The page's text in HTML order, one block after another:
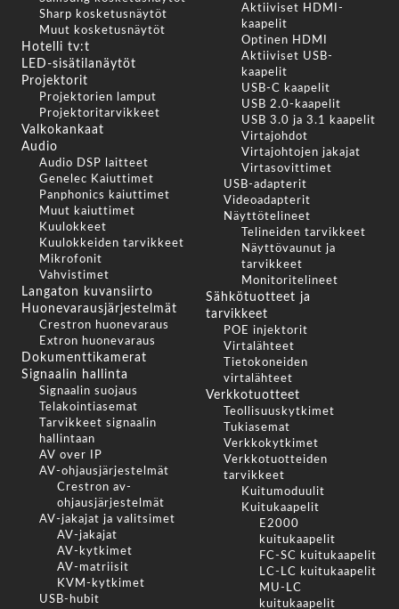
Sharp kosketusnäytöt
Muut kosketusnäytöt
Hotelli tv:t
LED-sisätilanäytöt
Projektorit
Projektorien lamput
Projektoritarvikkeet
Valkokankaat
Audio
Audio DSP laitteet
Genelec Kaiuttimet
Panphonics kaiuttimet
Muut kaiuttimet
Kuulokkeet
Kuulokkeiden tarvikkeet
Mikrofonit
Vahvistimet
Langaton kuvansiirto
Huonevarausjärjestelmät
Crestron huonevaraus
Extron huonevaraus
Dokumenttikamerat
Signaalin hallinta
Signaalin suojaus
Telakointiasemat
Tarvikkeet signaalin
hallintaan
AV over IP
AV-ohjausjärjestelmät
Crestron av-
ohjausjärjestelmät
AV-jakajat ja valitsimet
AV-jakajat
AV-kytkimet
AV-matriisit
KVM-kytkimet
USB-hubit
Aktiiviset HDMI-
kaapelit
Optinen HDMI
Aktiiviset USB-
kaapelit
USB-C kaapelit
USB 2.0-kaapelit
USB 3.0 ja 3.1 kaapelit
Virtajohdot
Virtajohtojen jakajat
Virtasovittimet
USB-adapterit
Videoadapterit
Näyttötelineet
Telineiden tarvikkeet
Näyttövaunut ja
tarvikkeet
Monitoritelineet
Sähkötuotteet ja
tarvikkeet
POE injektorit
Virtalähteet
Tietokoneiden
virtalähteet
Verkkotuotteet
Teollisuuskytkimet
Tukiasemat
Verkkokytkimet
Verkkotuotteiden
tarvikkeet
Kuitumoduulit
Kuitukaapelit
E2000
kuitukaapelit
FC-SC kuitukaapelit
LC-LC kuitukaapelit
MU-LC
kuitukaapelit